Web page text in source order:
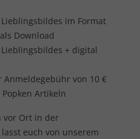
im Format
Download
+ digital
Anmeldegebühr von 10 €
Artikeln
vor Ort in der
euch von unserem